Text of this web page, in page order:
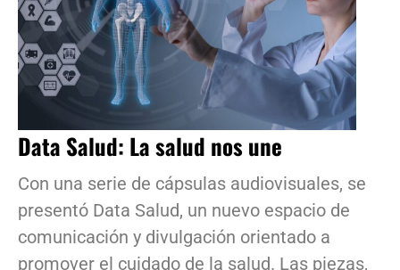
Data Salud: La salud nos une
Con una serie de cápsulas audiovisuales, se
presentó Data Salud, un nuevo espacio de
comunicación y divulgación orientado a
promover el cuidado de la salud. Las piezas,